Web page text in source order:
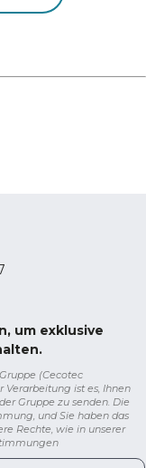
um exklusive
(Cecotec
Verarbeitung ist es, Ihnen
Gruppe zu senden. Die
und Sie haben das
Rechte, wie in unserer